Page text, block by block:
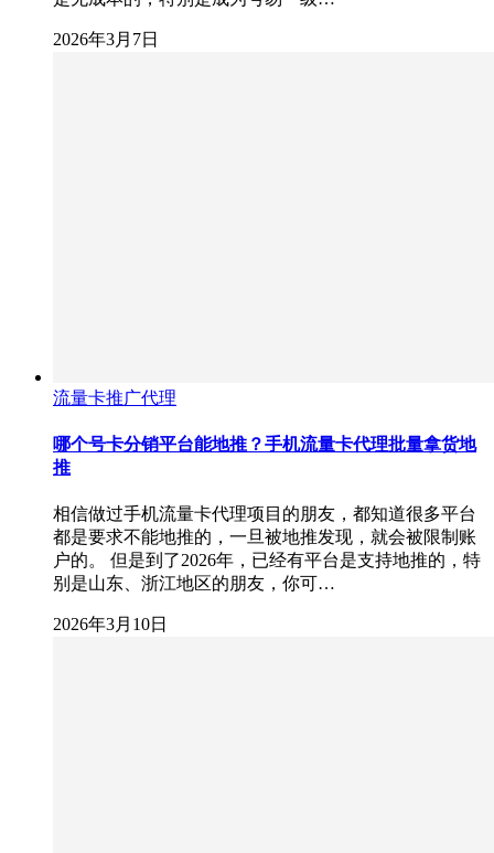
2026年3月7日
流量卡推广代理
哪个号卡分销平台能地推？手机流量卡代理批量拿货地
推
相信做过手机流量卡代理项目的朋友，都知道很多平台
都是要求不能地推的，一旦被地推发现，就会被限制账
户的。 但是到了2026年，已经有平台是支持地推的，特
别是山东、浙江地区的朋友，你可…
2026年3月10日